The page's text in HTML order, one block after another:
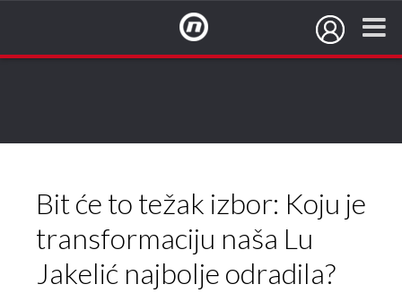
Bit će to težak izbor: Koju je
transformaciju naša Lu
Jakelić najbolje odradila?